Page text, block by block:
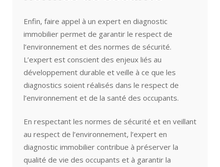
Enfin, faire appel à un expert en diagnostic
immobilier permet de garantir le respect de
l’environnement et des normes de sécurité.
L’expert est conscient des enjeux liés au
développement durable et veille à ce que les
diagnostics soient réalisés dans le respect de
l’environnement et de la santé des occupants.
En respectant les normes de sécurité et en veillant
au respect de l’environnement, l’expert en
diagnostic immobilier contribue à préserver la
qualité de vie des occupants et à garantir la